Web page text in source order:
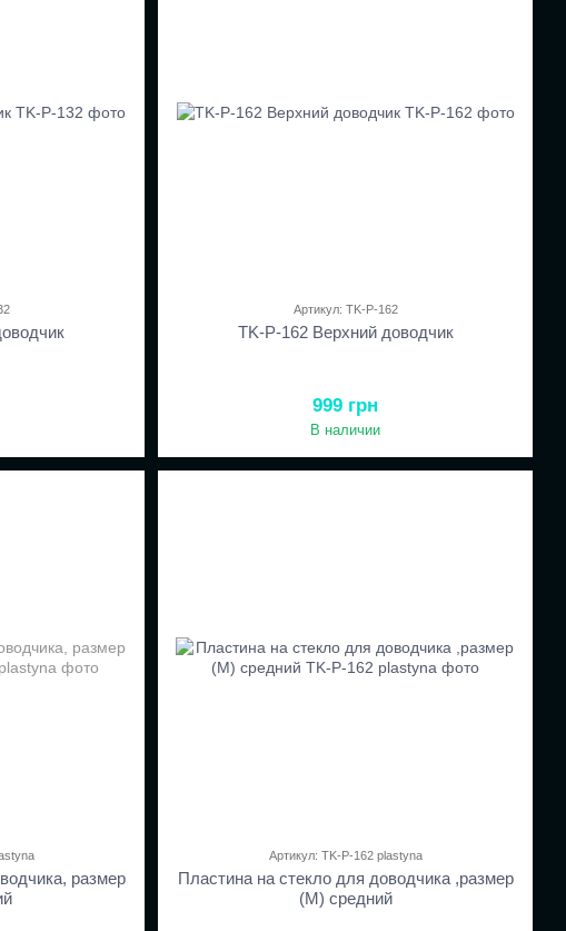
Артикул: TK-P-162
TK-P-162 Верхний доводчик
999 грн
В наличии
размер
Артикул: TK-P-162 plastyna
Пластина на стекло для доводчика ,размер
(M) средний